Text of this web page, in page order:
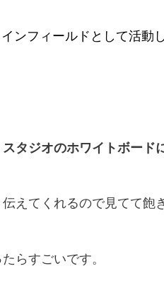
ンフィールドとして活動
タジオのホワイトボード
えてくれるので見てて飽
らすごいです。